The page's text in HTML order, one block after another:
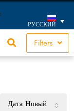
РУССКИЙ
Filters
Дата Новый